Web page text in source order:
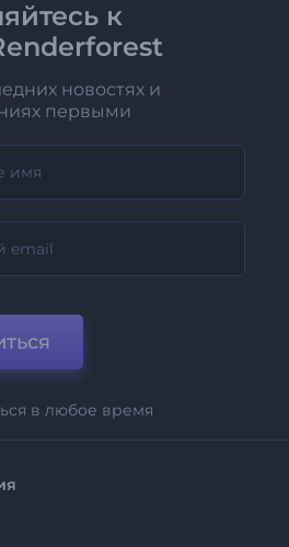
к
новостях и
первыми
в любое время